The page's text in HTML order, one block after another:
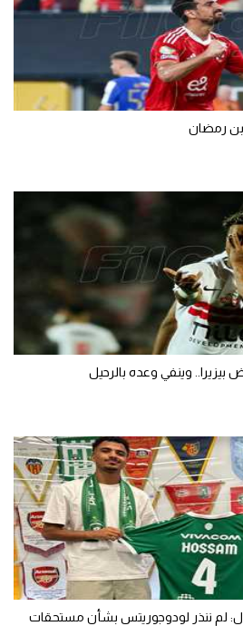
بن رمضان
بيزيرا.. وينفي وعده بالرحيل
لم ننذر لودوجوريتس بشأن مستحقات